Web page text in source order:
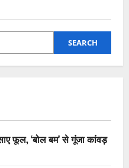
SEARCH
फूल, ‘बोल बम’ से गूंजा कांवड़